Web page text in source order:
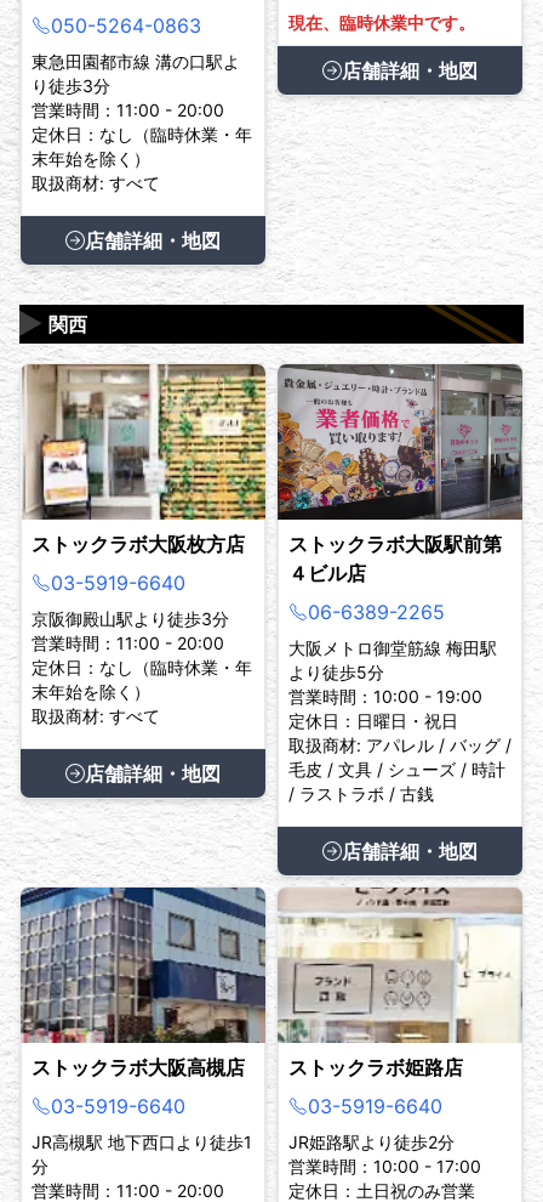
050-5264-0863
東急田園都市線 溝の口駅よ
り徒歩3分
営業時間：11:00 - 20:00
定休日：なし（臨時休業・年
末年始を除く）
取扱商材: すべて
店舗詳細・地図
現在、臨時休業中です。
店舗詳細・地図
関西
▶
ストックラボ大阪枚方店
03-5919-6640
京阪御殿山駅より徒歩3分
営業時間：11:00 - 20:00
定休日：なし（臨時休業・年
末年始を除く）
取扱商材: すべて
店舗詳細・地図
ストックラボ大阪駅前第
４ビル店
06-6389-2265
大阪メトロ御堂筋線 梅田駅
より徒歩5分
営業時間：10:00 - 19:00
定休日：日曜日・祝日
取扱商材: アパレル / バッグ /
毛皮 / 文具 / シューズ / 時計
/ ラストラボ / 古銭
店舗詳細・地図
ストックラボ大阪高槻店
03-5919-6640
JR高槻駅 地下西口より徒歩1
分
営業時間：11:00 - 20:00
ストックラボ姫路店
03-5919-6640
JR姫路駅より徒歩2分
営業時間：10:00 - 17:00
定休日：土日祝のみ営業